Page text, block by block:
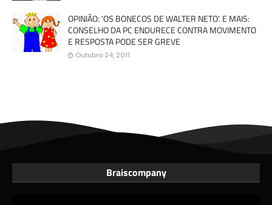
OPINIÃO: 'OS BONECOS DE WALTER NETO'. E MAIS:
CONSELHO DA PC ENDURECE CONTRA MOVIMENTO
E RESPOSTA PODE SER GREVE
Outubro 24, 2011
Braiscompany